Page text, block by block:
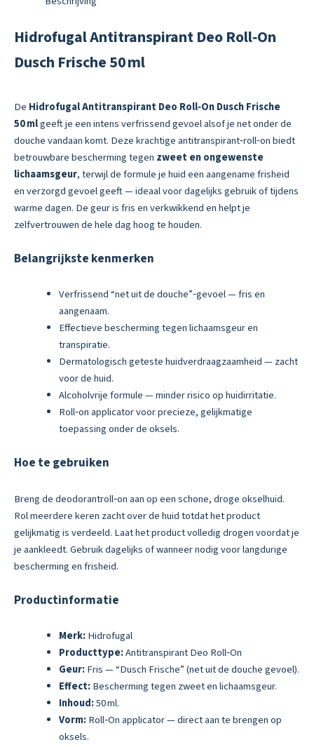
Hidrofugal Antitranspirant Deo Roll‑On
Dusch Frische 50 ml
De Hidrofugal Antitranspirant Deo Roll‑On Dusch Frische
50 mlgeeft je een intens verfrissend gevoel alsof je net onder de
douche vandaan komt. Deze krachtige antitranspirant‑roll‑on biedt
betrouwbare bescherming tegen zweet en ongewenste
lichaamsgeur, terwijl de formule je huid een aangename frisheid
en verzorgd gevoel geeft — ideaal voor dagelijks gebruik of tijdens
warme dagen. De geur is fris en verkwikkend en helpt je
zelfvertrouwen de hele dag hoog te houden.
Belangrijkste kenmerken
Verfrissend “net uit de douche”‑gevoel — fris en
aangenaam.
Effectieve bescherming tegen lichaamsgeur en
transpiratie.
Dermatologisch geteste huidverdraagzaamheid — zacht
voor de huid.
Alcoholvrije formule — minder risico op huidirritatie.
Roll‑on applicator voor precieze, gelijkmatige
toepassing onder de oksels.
Hoe te gebruiken
Breng de deodorantroll‑on aan op een schone, droge okselhuid.
Rol meerdere keren zacht over de huid totdat het product
gelijkmatig is verdeeld. Laat het product volledig drogen voordat je
je aankleedt. Gebruik dagelijks of wanneer nodig voor langdurige
bescherming en frisheid.
Productinformatie
Merk:Hidrofugal
Producttype:Antitranspirant Deo Roll‑On
Geur:Fris — “Dusch Frische” (net uit de douche gevoel).
Effect:Bescherming tegen zweet en lichaamsgeur.
Inhoud:50 ml.
Vorm:Roll‑On applicator — direct aan te brengen op
oksels.